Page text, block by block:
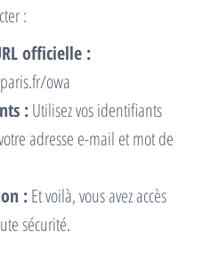
:
officielle :
owa
:Utilisez vos identifiants
adresse e-mail et mot de
:Et voilà, vous avez accès
sécurité.